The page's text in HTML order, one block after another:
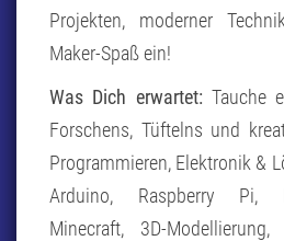
Projekten, moderner
Maker-Spaß ein!
Was Dich erwartet: Tauche
Forschens, Tüftelns und
Programmieren, Elektronik &
Arduino, Raspberry Pi,
Minecraft, 3D-